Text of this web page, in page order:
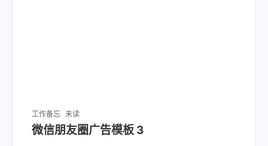
工作备忘 未读
微信朋友圈广告模板 3